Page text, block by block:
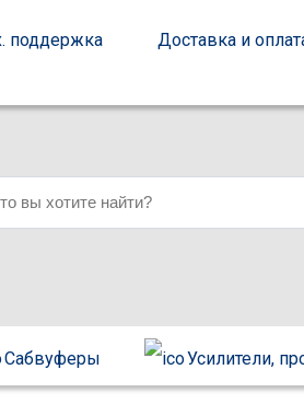
поддержка
Доставка и
Сабвуферы Усилители,